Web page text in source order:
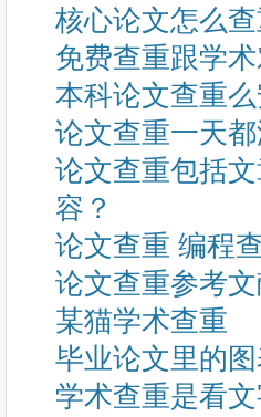
核心论文怎么
免费查重跟学
本科论文查重
论文查重一天
论文查重包括
容？
论文查重 编程
论文查重参考
某猫学术查重
毕业论文里的
学术查重是看